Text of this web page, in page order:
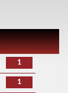
1
1